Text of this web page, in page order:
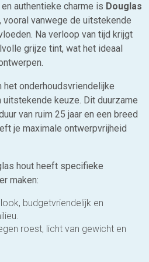
authentieke charme is Douglas
vooral vanwege de uitstekende
Na verloop van tijd krijgt
grijze tint, wat het ideaal
het onderhoudsvriendelijke
uitstekende keuze. Dit duurzame
van ruim 25 jaar en een breed
je maximale ontwerpvrijheid
hout heeft specifieke
maken:
budgetvriendelijk en
roest, licht van gewicht en